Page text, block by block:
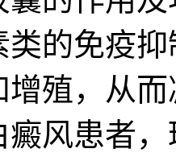
类的免疫
增殖，从
癜风患者